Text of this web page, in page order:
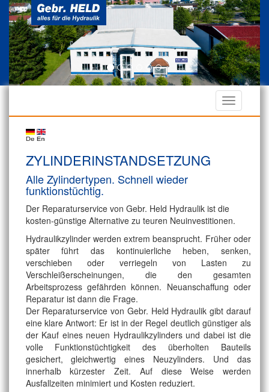
ZYLINDERINSTANDSETZUNG
Alle Zylindertypen. Schnell wieder
funktionstüchtig.
Der Reparaturservice von Gebr. Held Hydraulik ist die
kosten-günstige Alternative zu teuren Neuinvestitionen.
Hydraulikzylinder werden extrem beansprucht. Früher oder
später führt das kontinuierliche heben, senken,
verschieben oder verriegeln von Lasten zu
Verschleißerscheinungen, die den gesamten
Arbeitsprozess gefährden können. Neuanschaffung oder
Reparatur ist dann die Frage.
Der Reparaturservice von Gebr. Held Hydraulik gibt darauf
eine klare Antwort: Er ist in der Regel deutlich günstiger als
der Kauf eines neuen Hydraulikzylinders und dabei ist die
volle Funktionstüchtigkeit des überholten Bauteils
gesichert, gleichwertig eines Neuzylinders. Und das
innerhalb kürzester Zeit. Auf diese Weise werden
Ausfallzeiten minimiert und Kosten reduziert.